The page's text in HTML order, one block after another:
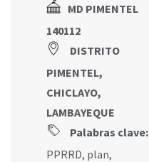
MD PIMENTEL
140112
DISTRITO
PIMENTEL,
CHICLAYO,
LAMBAYEQUE
Palabras clave:
PPRRD, plan,